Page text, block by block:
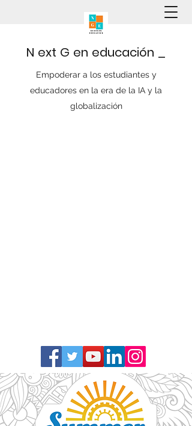
N ext G en educación _
Empoderar a los estudiantes y
educadores en la era de la IA y la
globalización